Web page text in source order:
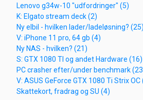
Lenovo g34w-10 "udfordringer" (5)
K: Elgato stream deck (2)
Ny elbil - hvilken lader/ladeløsning? (25)
V: iPhone 11 pro, 64 gb (4)
Ny NAS - hvilken? (21)
S: GTX 1080 TI og andet Hardware (16)
PC crasher efter/under benchmark
V: ASUS GeForce GTX 1080 Ti Strix OC
Skattekort, fradrag og SU (4)